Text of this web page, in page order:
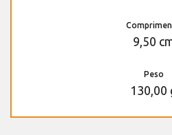
9,50
Peso
130,00